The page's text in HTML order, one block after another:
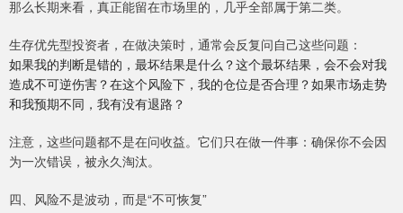
那么长期来看，真正能留在市场里的，几乎全部属于第二类。
生存优先型投资者，在做决策时，通常会反复问自己这些问题：
如果我的判断是错的，最坏结果是什么？这个最坏结果，会不会对我
造成不可逆伤害？在这个风险下，我的仓位是否合理？如果市场走势
和我预期不同，我有没有退路？
注意，这些问题都不是在问收益。它们只在做一件事：确保你不会因
为一次错误，被永久淘汰。
四、风险不是波动，而是“不可恢复”